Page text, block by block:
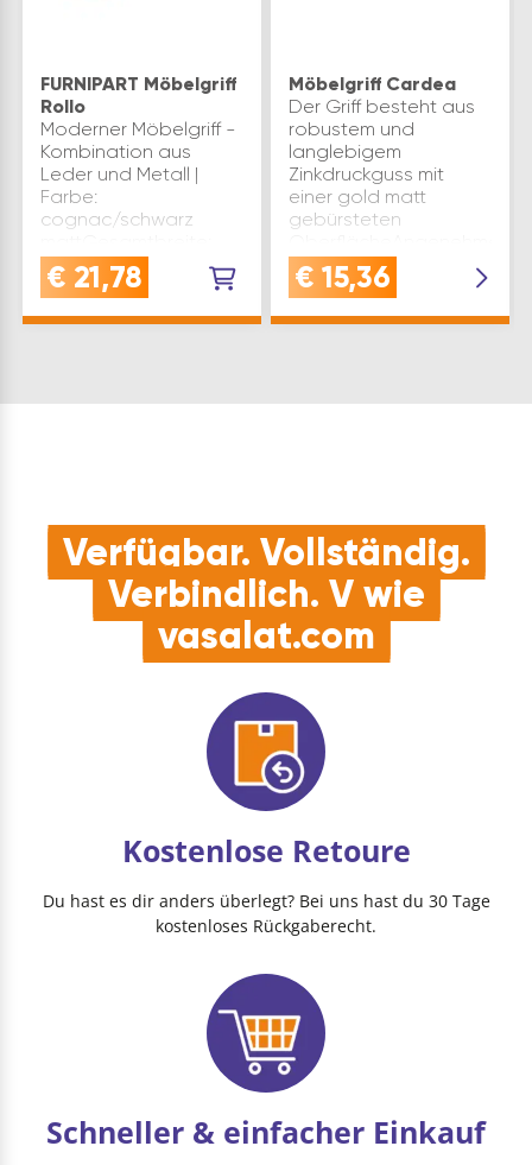
FURNIPART Möbelgriff
Rollo
Moderner Möbelgriff -
Kombination aus
Leder und Metall |
Farbe:
cognac/schwarz
150 mm |
Lochabstand: 96 mm |
€ 21,78
Möbelgriff Cardea
Der Griff besteht aus
robustem und
langlebigem
Zinkdruckguss mit
einer gold matt
gebürsteten
Griffkomfort für ein
bequemes Öffnen und
€ 15,36
Verfügbar. Vollständig.
Verbindlich. V wie
vasalat.com
Kostenlose Retoure
Du hast es dir anders überlegt? Bei uns hast du 30 Tage
kostenloses Rückgaberecht.
Schneller & einfacher Einkauf